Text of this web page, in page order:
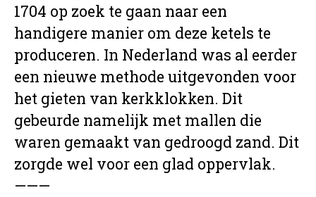
1704 op zoek te gaan naar een
handigere manier om deze ketels te
produceren. In Nederland was al eerder
een nieuwe methode uitgevonden voor
het gieten van kerkklokken. Dit
gebeurde namelijk met mallen die
waren gemaakt van gedroogd zand. Dit
zorgde wel voor een glad oppervlak.
———